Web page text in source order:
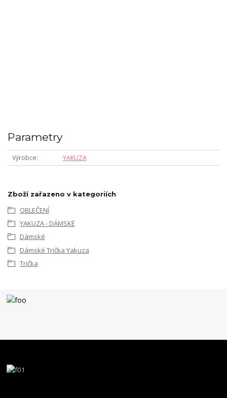
Parametry
Výrobce YAKUZA
Zboží zařazeno v kategoriích
OBLEČENÍ
YAKUZA - DÁMSKÉ
Dámské
Dámské Trička Yakuza
Trička